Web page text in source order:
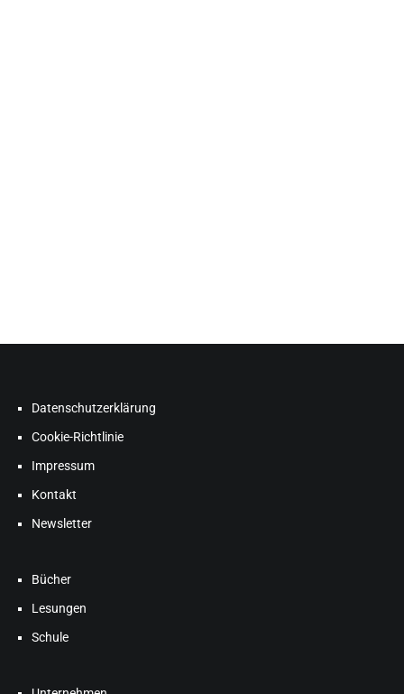
Datenschutzerklärung
Cookie-Richtlinie
Impressum
Kontakt
Newsletter
Bücher
Lesungen
Schule